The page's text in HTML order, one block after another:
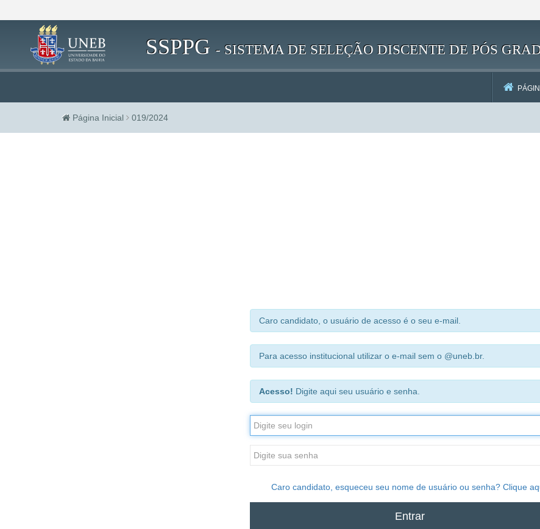
SSPPG - SISTEMA DE SELEÇÃO DISCENTE DE PÓS
Página Inicial 019/2024
Caro candidato, o usuário de acesso é o seu e-mail.
Para acesso institucional utilizar o e-mail sem o @uneb.br.
Acesso! Digite aqui seu usuário e senha.
Caro candidato, esqueceu seu nome de usuário ou senha? Clique
Entrar